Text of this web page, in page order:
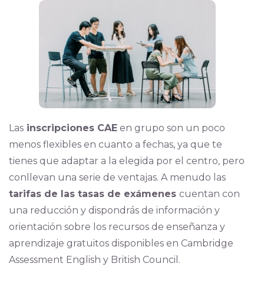
Lasinscripciones CAEen grupo son un poco
menos flexibles en cuanto a fechas, ya que te
tienes que adaptar a la elegida por el centro, pero
conllevan una serie de ventajas. A menudo las
tarifas de las tasas de exámenes cuentan con
una reducción y dispondrás de información y
orientación sobre los recursos de enseñanza y
aprendizaje gratuitos disponibles en Cambridge
Assessment English y British Council.